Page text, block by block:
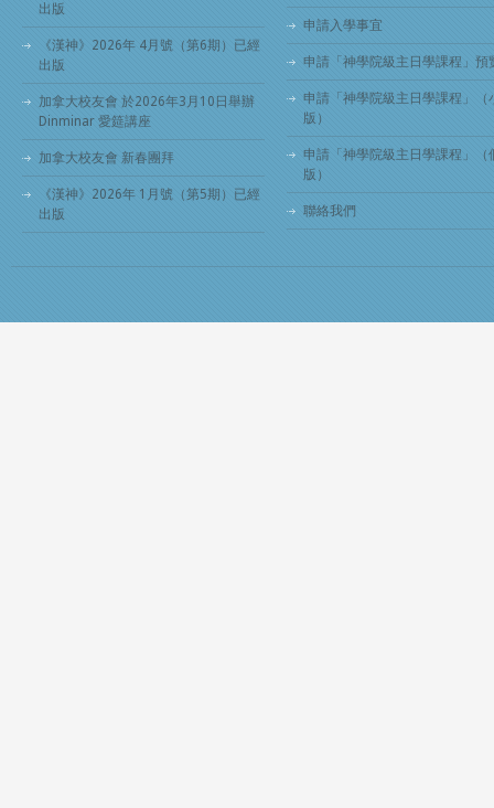
出版
《漢神》2026年 4月號（第6期）已經
出版
加拿大校友會 於2026年3月10日舉辦
Dinminar 愛筵講座
加拿大校友會 新春團拜
《漢神》2026年 1月號（第5期）已經
出版
申請入學事宜
申請「神學院級主日學課程」預
申請「神學院級主日學課程」（
版）
申請「神學院級主日學課程」（
版）
聯絡我們